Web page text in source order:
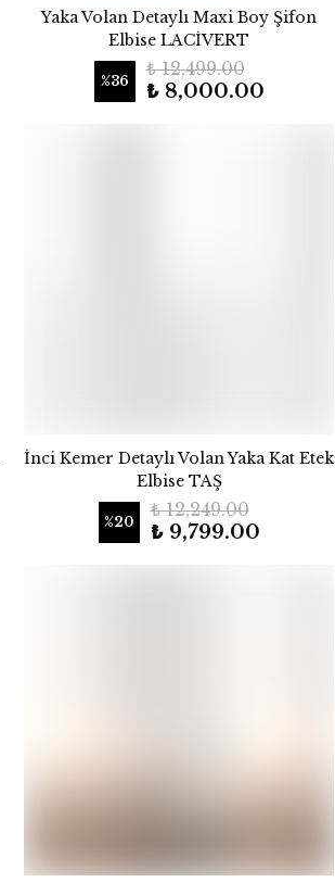
Yaka Volan Detaylı Maxi Boy Şifon
Elbise LACİVERT
%36
₺ 12,499.00
₺ 8,000.00
İnci Kemer Detaylı Volan Yaka Kat Etek
Elbise TAŞ
%20
₺ 12,249.00
₺ 9,799.00